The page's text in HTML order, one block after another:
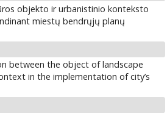
objekto ir urbanistinio konteksto
miestų bendrųjų planų
between the object of landscape
in the implementation of city’s